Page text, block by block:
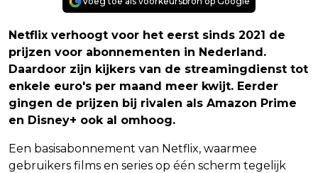
Netflix verhoogt voor het eerst sinds 2021 de
prijzen voor abonnementen in Nederland.
Daardoor zijn kijkers van de streamingdienst tot
enkele euro's per maand meer kwijt. Eerder
gingen de prijzen bij rivalen als Amazon Prime
en Disney+ ook al omhoog.
Een basisabonnement van Netflix, waarmee
gebruikers films en series op één scherm tegelijk